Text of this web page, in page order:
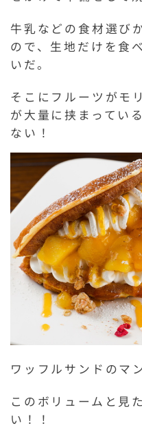
牛乳などの食材選び
ので、生地だけを食
いだ。
そこにフルーツがモ
が大量に挟まってい
ない！
ワッフルサンドのマ
このボリュームと見
い！！